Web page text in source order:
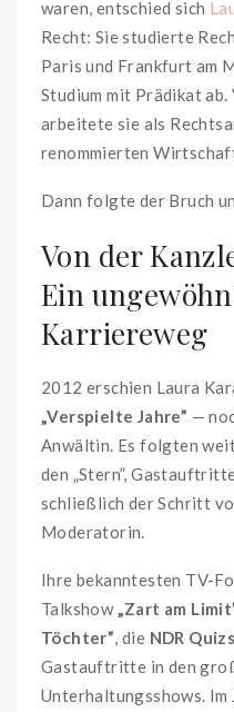
waren, entschied sich
Recht: Sie studierte
Paris und Frankfurt am
Studium mit Prädikat
arbeitete sie als
renommierten
Dann folgte der Bruch
Von der
Ein
Karriereweg
2012 erschien Laura
„Verspielte Jahre” —
Anwältin. Es folgten
den „Stern”,
schließlich der Schritt
Moderatorin.
Ihre bekanntesten TV-
Talkshow„Zart am
Töchter”, die NDR
Gastauftritte in den
Unterhaltungsshows. Im